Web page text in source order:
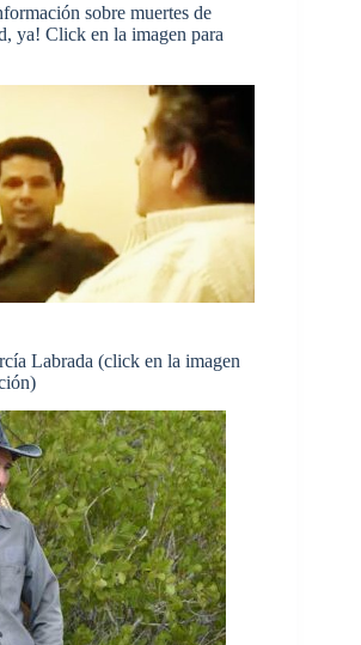
sobre muertes de
ya! Click en la imagen para
Labrada (click en la imagen